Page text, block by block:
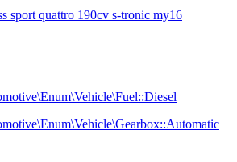
sport quattro 190cv s-tronic my16